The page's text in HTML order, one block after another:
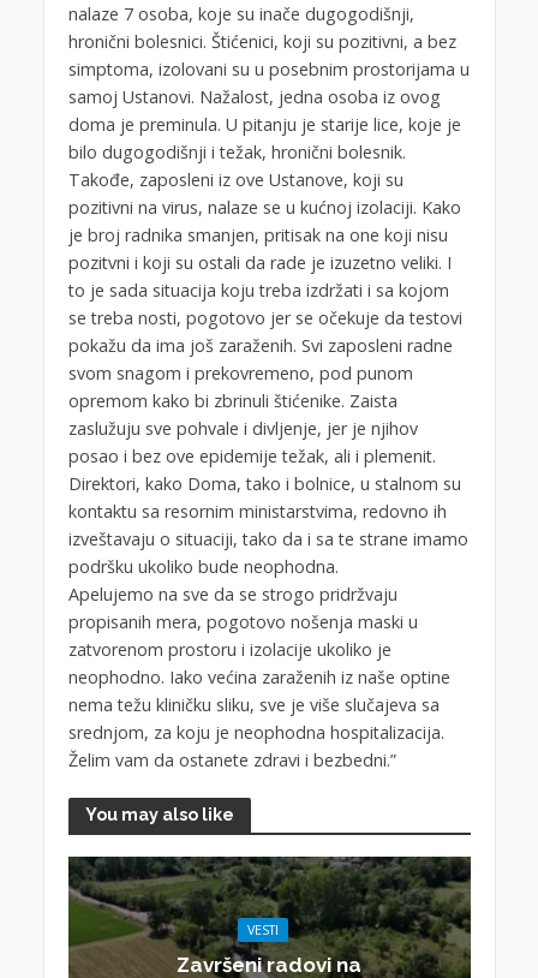
nalaze 7 osoba, koje su inače dugogodišnji,
hronični bolesnici. Štićenici, koji su pozitivni, a bez
simptoma, izolovani su u posebnim prostorijama u
samoj Ustanovi. Nažalost, jedna osoba iz ovog
doma je preminula. U pitanju je starije lice, koje je
bilo dugogodišnji i težak, hronični bolesnik.
Takođe, zaposleni iz ove Ustanove, koji su
pozitivni na virus, nalaze se u kućnoj izolaciji. Kako
je broj radnika smanjen, pritisak na one koji nisu
pozitvni i koji su ostali da rade je izuzetno veliki. I
to je sada situacija koju treba izdržati i sa kojom
se treba nosti, pogotovo jer se očekuje da testovi
pokažu da ima još zaraženih. Svi zaposleni radne
svom snagom i prekovremeno, pod punom
opremom kako bi zbrinuli štićenike. Zaista
zaslužuju sve pohvale i divljenje, jer je njihov
posao i bez ove epidemije težak, ali i plemenit.
Direktori, kako Doma, tako i bolnice, u stalnom su
kontaktu sa resornim ministarstvima, redovno ih
izveštavaju o situaciji, tako da i sa te strane imamo
podršku ukoliko bude neophodna.
Apelujemo na sve da se strogo pridržvaju
propisanih mera, pogotovo nošenja maski u
zatvorenom prostoru i izolacije ukoliko je
neophodno. Iako većina zaraženih iz naše optine
nema težu kliničku sliku, sve je više slučajeva sa
srednjom, za koju je neophodna hospitalizacija.
Želim vam da ostanete zdravi i bezbedni.”
You may also like
VESTI
Završeni radovi na